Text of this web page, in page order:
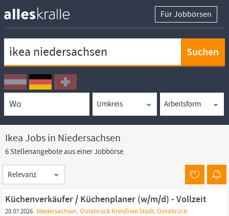
Für Jobbörsen
Ortssuche
Umkreissuche
Arbeitsform
Ikea Jobs in Niedersachsen
6 Stellenangebote aus einer Jobbörse.
Sortierung
Küchenverkäufer / Küchenplaner (w/m/d) - Vollzeit
28.07.2026 Niedersachsen, Osnabrück Kreisfreie Stadt, Osnabrück